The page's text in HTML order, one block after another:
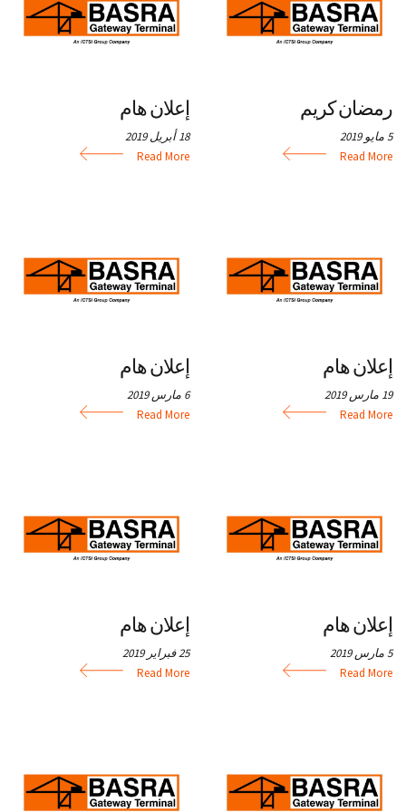
m
b
رمضان كريم
5 مايو 2019
Read More
إعلان هام
18 أبريل 2019
Read More
إعلان هام
19 مارس 2019
Read More
إعلان هام
6 مارس 2019
Read More
إعلان هام
5 مارس 2019
Read More
إعلان هام
25 فبراير 2019
Read More